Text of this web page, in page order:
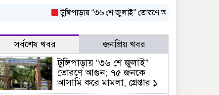
টুঙ্গিপাড়ায় “৩৬ শে জুলাই” তোরণে আগুন; ৭৫ জনকে আসামি
সর্বশেষ খবর জনপ্রিয় খবর
টুঙ্গিপাড়ায় “৩৬ শে জুলাই”
তোরণে আগুন; ৭৫ জনকে
আসামি করে মামলা, গ্রেপ্তার ১